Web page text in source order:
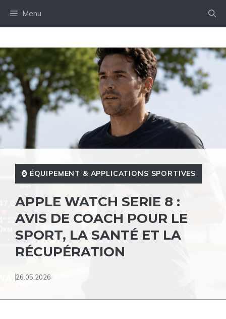
Menu
⌚️ ÉQUIPEMENT & APPLICATIONS SPORTIVES
APPLE WATCH SERIE 8 :
AVIS DE COACH POUR LE
SPORT, LA SANTÉ ET LA
RÉCUPÉRATION
26.05.2026